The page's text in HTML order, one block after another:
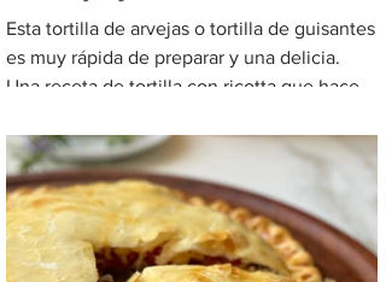
Esta tortilla de arvejas o tortilla de guisantes
es muy rápida de preparar y una delicia.
Una receta de tortilla con ricotta que hace